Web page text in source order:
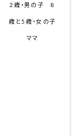
2歳・男の子 8
歳と5歳・女の子
ママ